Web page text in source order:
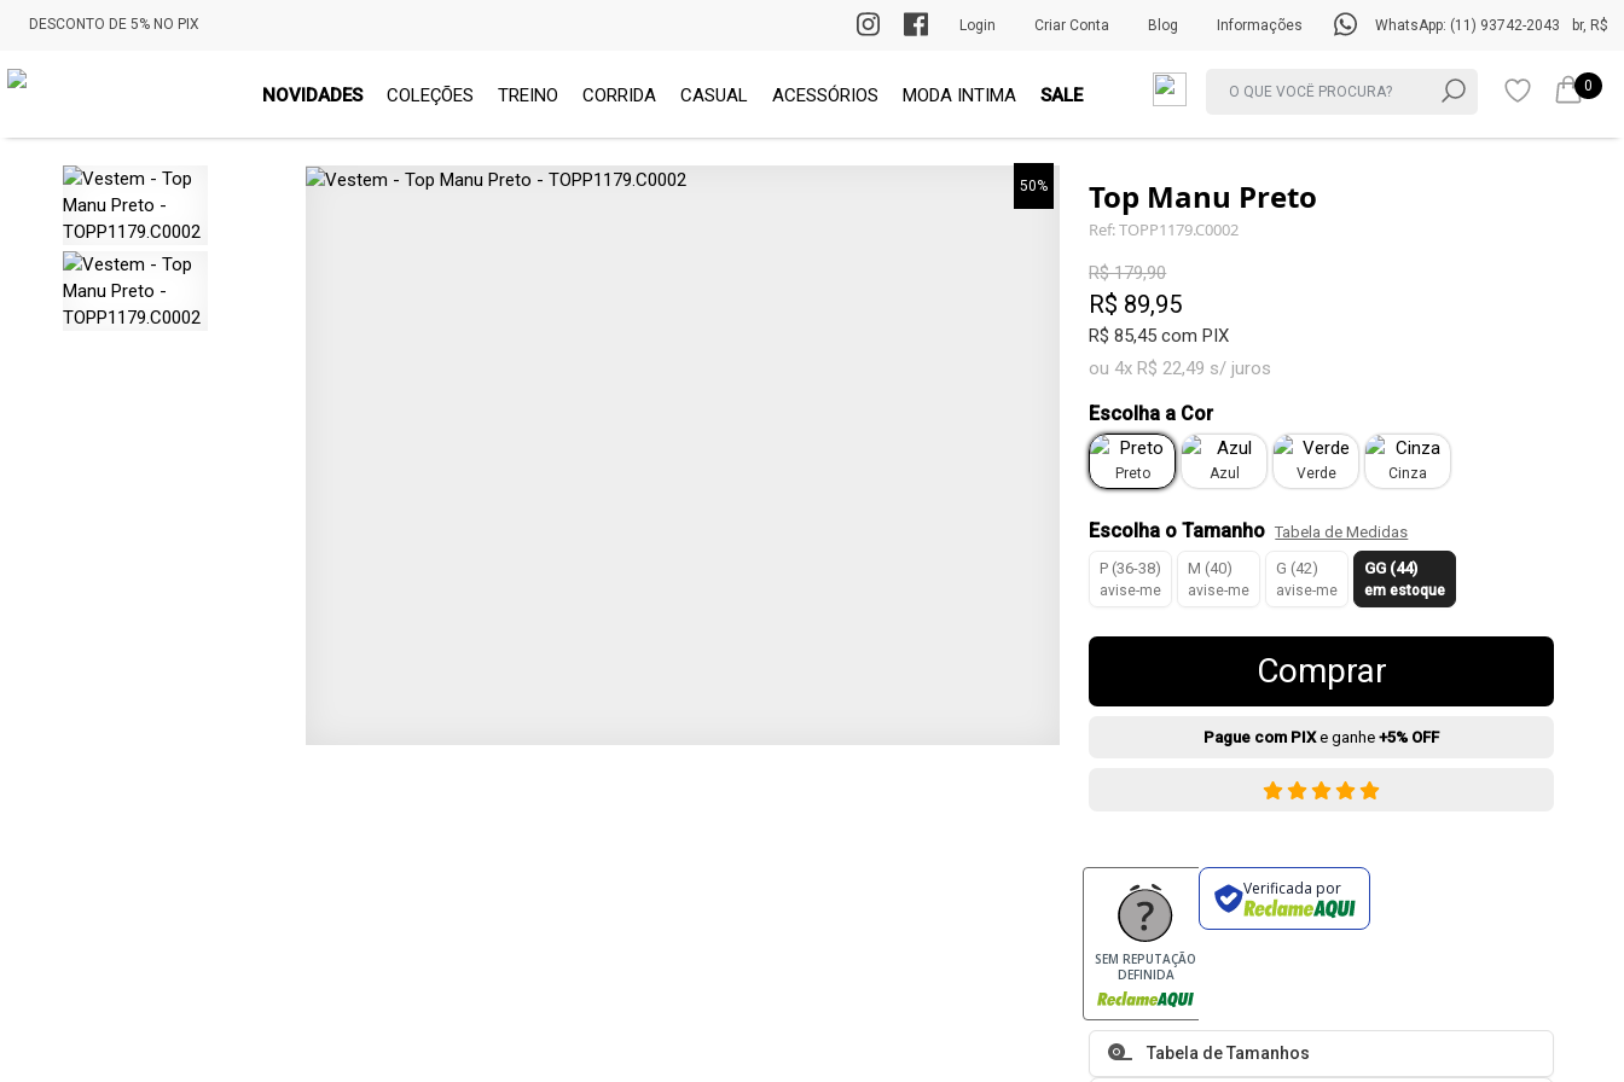
DESCONTO DE 5% NO PIX PRIMEIRA TROCA GRÁTIS br, R$
WhatsApp: (11) 93742-2043
Informações
Blog
Criar Conta
Login
NOVIDADES COLEÇÕES TREINO CORRIDA CASUAL ACESSÓRIOS MODA INTIMA SALE 0
50% Top Manu Preto
Ref: TOPP1179.C0002
R$ 179,90
R$ 89,95
R$ 85,45 com PIX
ou 4x R$ 22,49 s/ juros
Escolha a Cor
Preto Azul Verde Cinza
Escolha o Tamanho Tabela de Medidas
P (36-38)
avise-me
M (40)
avise-me
G (42)
avise-me
GG (44)
em estoque
Comprar
Pague com PIXe ganhe+5% OFF
SEM REPUTAÇÃO
DEFINIDA
Verificada por
Tabela de Tamanhos